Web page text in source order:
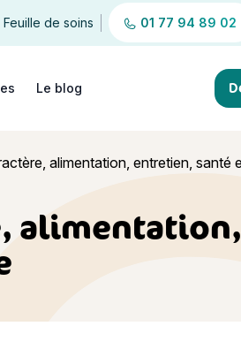
Feuille de soins 01 77 94 89 02
Le blog
alimentation, entretien, santé